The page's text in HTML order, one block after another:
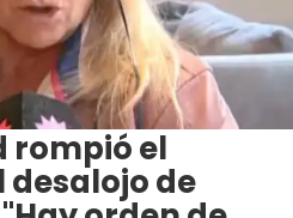
rompió el
desalojo de